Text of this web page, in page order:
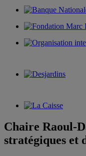
Chaire Raoul-
stratégiques et